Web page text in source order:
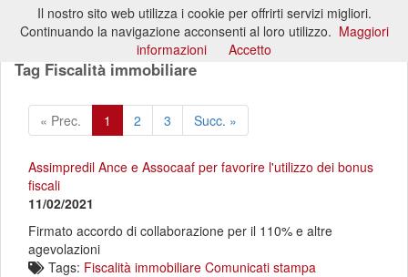
Tag Fiscalità immobiliare
« Prec. 1 2 3 Succ. »
Assimpredil Ance e Assocaaf per favorire l'utilizzo dei bonus
fiscali
11/02/2021
Firmato accordo di collaborazione per il 110% e altre
agevolazioni
Tags: Fiscalità immobiliare Comunicati stampa
Il nostro sito web utilizza i cookie per offrirti servizi migliori.
Continuando la navigazione acconsenti al loro utilizzo. Maggiori
informazioni
Accetto